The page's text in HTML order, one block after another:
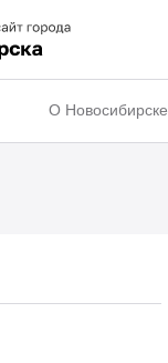
О Новосибирске